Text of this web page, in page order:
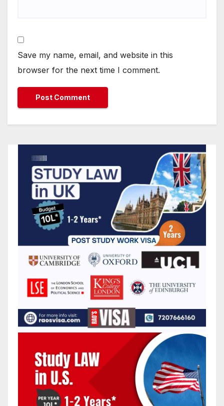
Save my name, email, and website in this
browser for the next time I comment.